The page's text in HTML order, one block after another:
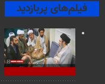
فیلم‌های پربازدید